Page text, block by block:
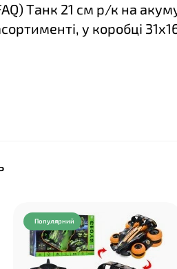
Танк 21 см р/к на
у коробці
Популярний